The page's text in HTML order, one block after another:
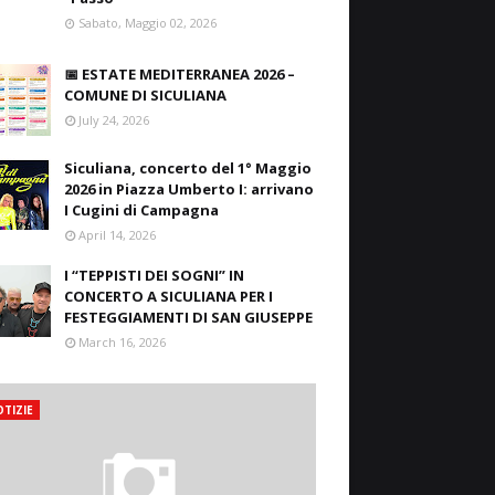
Sabato, Maggio 02, 2026
📅 ESTATE MEDITERRANEA 2026 –
COMUNE DI SICULIANA
July 24, 2026
Siculiana, concerto del 1° Maggio
2026 in Piazza Umberto I: arrivano
I Cugini di Campagna
April 14, 2026
I “TEPPISTI DEI SOGNI” IN
CONCERTO A SICULIANA PER I
FESTEGGIAMENTI DI SAN GIUSEPPE
March 16, 2026